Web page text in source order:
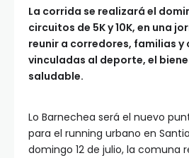
La corrida se realizará el
circuitos de 5K y 10K, en una
reunir a corredores, familias y
vinculadas al deporte, el
saludable.
Lo Barnechea será el nuevo
para el running urbano en
domingo 12 de julio, la comuna